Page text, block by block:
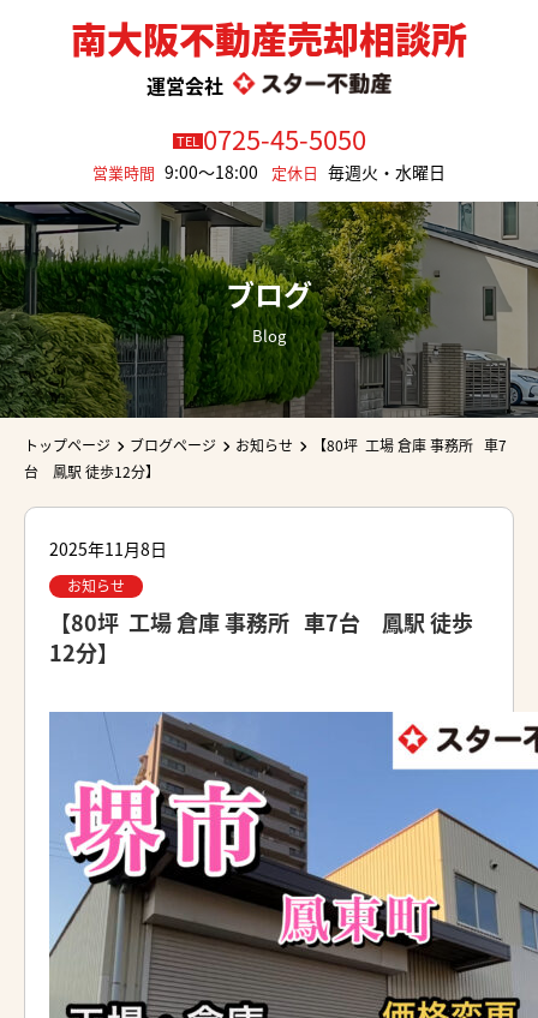
南大阪不動産売却相談所
運営会社
TEL0725-45-5050
営業時間 9:00～18:00 定休日 毎週火・水曜日
ブログ
Blog
トップページ ブログページ お知らせ
【80坪 工場 倉庫 事務所 車7
台 鳳駅 徒歩12分】
2025年11月8日
お知らせ
【80坪 工場 倉庫 事務所 車7台 鳳駅 徒歩
12分】